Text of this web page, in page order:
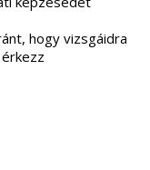
hogy vizsgáidra